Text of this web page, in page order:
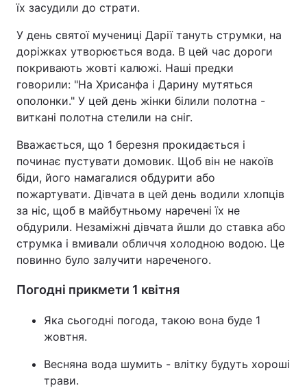
їх засудили до страти.
У день святої мучениці Дарії тануть струмки, на
доріжках утворюється вода. В цей час дороги
покривають жовті калюжі. Наші предки
говорили: "На Хрисанфа і Дарину мутяться
ополонки." У цей день жінки білили полотна -
виткані полотна стелили на сніг.
Вважається, що 1 березня прокидається і
починає пустувати домовик. Щоб він не накоїв
біди, його намагалися обдурити або
пожартувати. Дівчата в цей день водили хлопців
за ніс, щоб в майбутньому наречені їх не
обдурили. Незаміжні дівчата йшли до ставка або
струмка і вмивали обличчя холодною водою. Це
повинно було залучити нареченого.
Погодні прикмети 1 квітня
Яка сьогодні погода, такою вона буде 1
жовтня.
Весняна вода шумить - влітку будуть хороші
трави.